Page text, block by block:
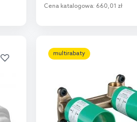
Cena katalogowa: 660,01 zł
Dodaj do
multirabaty